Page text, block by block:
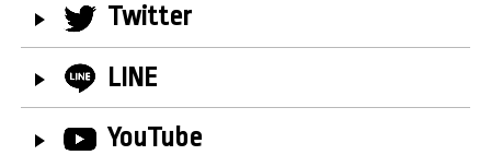
Twitter
LINE
YouTube